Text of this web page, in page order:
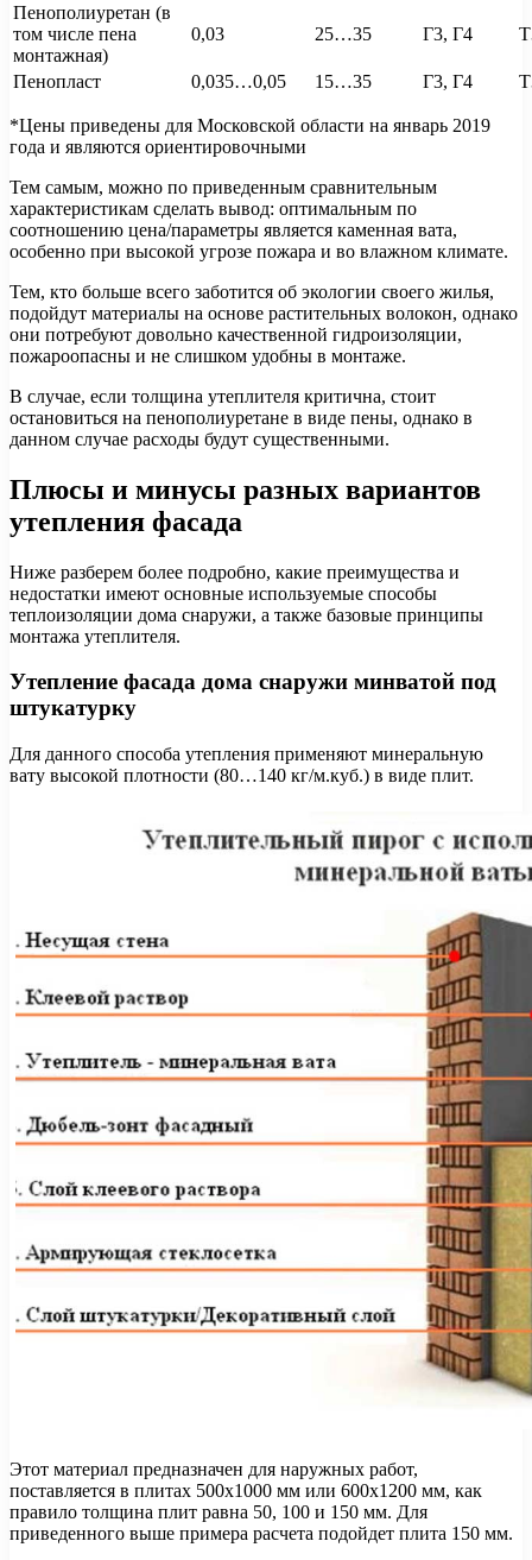
Пенополиуретан (в
том числе пена
монтажная)
0,03 25…35 Г3, Г4
Пенопласт 0,035…0,05 15…35 Г3, Г4
*Цены приведены для Московской области на январь 2019
года и являются ориентировочными
Тем самым, можно по приведенным сравнительным
характеристикам сделать вывод: оптимальным по
соотношению цена/параметры является каменная вата,
особенно при высокой угрозе пожара и во влажном климате.
Тем, кто больше всего заботится об экологии своего жилья,
подойдут материалы на основе растительных волокон, однако
они потребуют довольно качественной гидроизоляции,
пожароопасны и не слишком удобны в монтаже.
В случае, если толщина утеплителя критична, стоит
остановиться на пенополиуретане в виде пены, однако в
данном случае расходы будут существенными.
Плюсы и минусы разных вариантов
утепления фасада
Ниже разберем более подробно, какие преимущества и
недостатки имеют основные используемые способы
теплоизоляции дома снаружи, а также базовые принципы
монтажа утеплителя.
Утепление фасада дома снаружи минватой под
штукатурку
Для данного способа утепления применяют минеральную
вату высокой плотности (80…140 кг/м.куб.) в виде плит.
Этот материал предназначен для наружных работ,
поставляется в плитах 500х1000 мм или 600х1200 мм, как
правило толщина плит равна 50, 100 и 150 мм. Для
приведенного выше примера расчета подойдет плита 150 мм.